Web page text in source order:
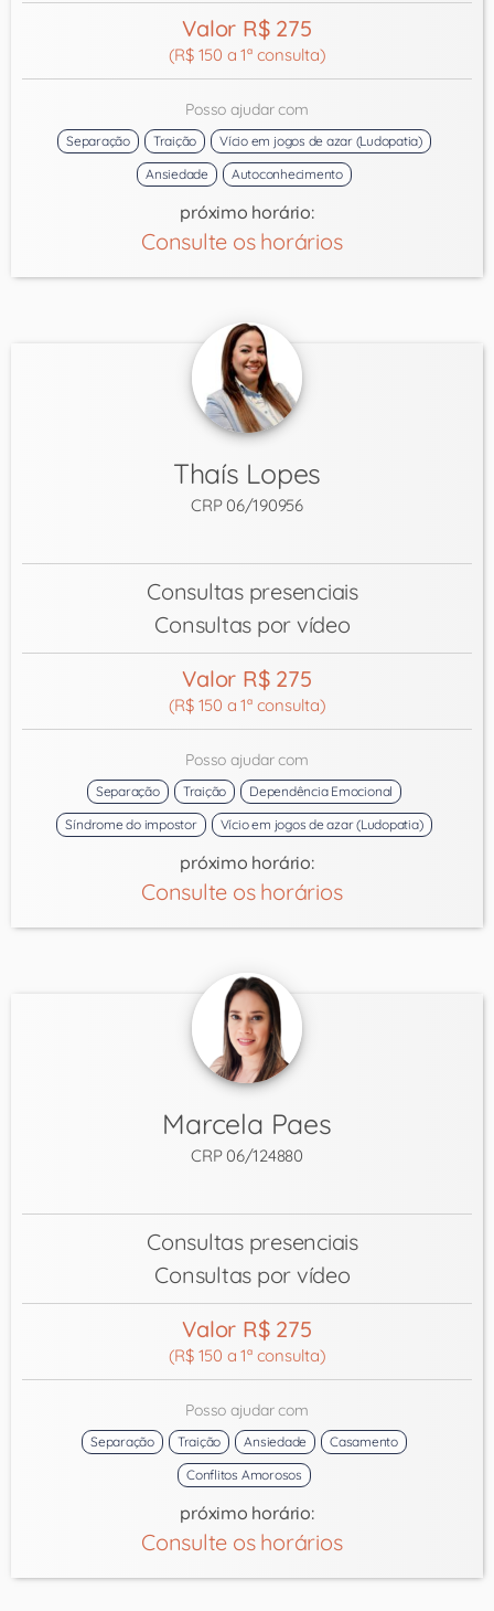
Valor R$ 275
(R$ 150 a 1ª consulta)
Posso ajudar com
Separação Traição
Vício em jogos de azar (Ludopatia)
Ansiedade
Autoconhecimento
próximo horário:
Consulte os horários
Thaís Lopes
CRP 06/190956
Consultas presenciais
Consultas por vídeo
Valor R$ 275
(R$ 150 a 1ª consulta)
Posso ajudar com
Separação Traição
Dependência Emocional
Síndrome do impostor
Vício em jogos de azar (Ludopatia)
próximo horário:
Consulte os horários
Marcela Paes
CRP 06/124880
Consultas presenciais
Consultas por vídeo
Valor R$ 275
(R$ 150 a 1ª consulta)
Posso ajudar com
Separação Traição Ansiedade
Casamento
Conflitos Amorosos
próximo horário:
Consulte os horários